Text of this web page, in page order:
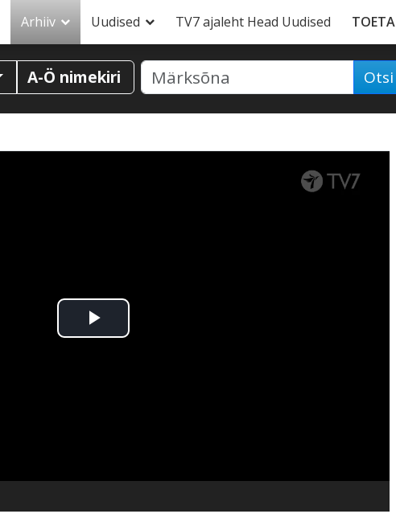
Arhiiv Uudised TV7 ajaleht Head Uudised TOETA
A-Ö nimekiri Otsi
Esita